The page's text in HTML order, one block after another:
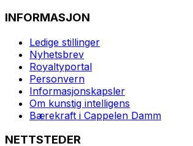
INFORMASJON
Ledige stillinger
Nyhetsbrev
Royaltyportal
Personvern
Informasjonskapsler
Om kunstig intelligens
Bærekraft i Cappelen Damm
NETTSTEDER